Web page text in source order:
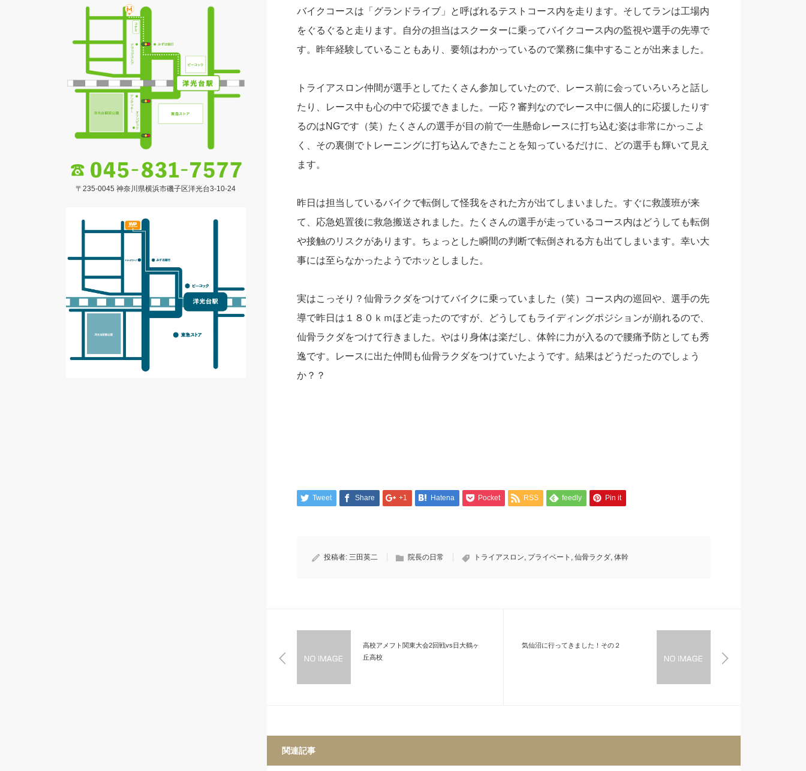
バイクコースは「グランドライブ」と呼ばれるテストコース内を走ります。そしてランは工場内
をぐるぐると走ります。自分の担当はスクーターに乗ってバイクコース内の監視や選手の先導で
す。昨年経験していることもあり、要領はわかっているので業務に集中することが出来ました。
トライアスロン仲間が選手としてたくさん参加していたので、レース前に会っていろいろと話し
たり、レース中も心の中で応援できました。一応？審判なのでレース中に個人的に応援したりす
るのはNGです（笑）たくさんの選手が目の前で一生懸命レースに打ち込む姿は非常にかっこよ
く、その裏側でトレーニングに打ち込んできたことを知っているだけに、どの選手も輝いて見え
ます。
昨日は担当しているバイクで転倒して怪我をされた方が出てしまいました。すぐに救護班が来
て、応急処置後に救急搬送されました。たくさんの選手が走っているコース内はどうしても転倒
や接触のリスクがあります。ちょっとした瞬間の判断で転倒される方も出てしまいます。幸い大
事には至らなかったようでホッとしました。
実はこっそり？仙骨ラクダをつけてバイクに乗っていました（笑）コース内の巡回や、選手の先
導で昨日は１８０ｋｍほど走ったのですが、どうしてもライディングポジションが崩れるので、
仙骨ラクダをつけて行きました。やはり身体は楽だし、体幹に力が入るので腰痛予防としても秀
逸です。レースに出た仲間も仙骨ラクダをつけていたようです。結果はどうだったのでしょう
か？？
Tweet Share +1 Hatena Pocket RSS feedly Pin it
投稿者: 三田英二 院長の日常 トライアスロン, プライベート , 仙骨ラクダ, 体幹
高校アメフト関東大会2回戦vs日大鶴ヶ
丘高校
気仙沼に行ってきました！その２
関連記事
〒235-0045 神奈川県横浜市磯子区洋光台3-10-24